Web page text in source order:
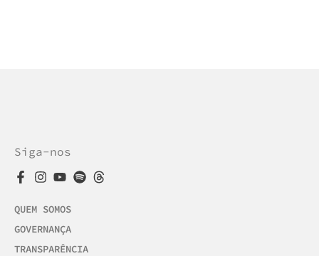
Siga-nos
QUEM SOMOS
GOVERNANÇA
TRANSPARÊNCIA